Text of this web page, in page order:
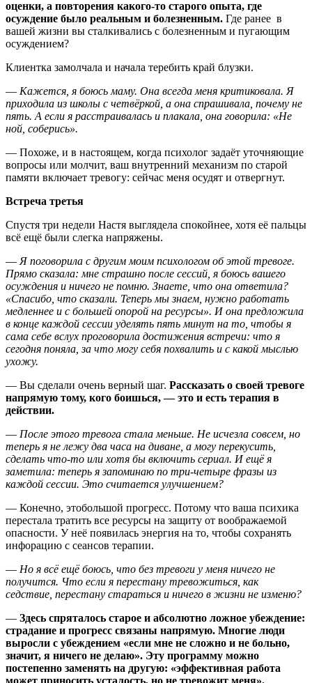
оценки, а повторения какого-то старого опыта, где
осуждение было реальным и болезненным. Где ранее в
вашей жизни вы сталкивались с болезненным и пугающим
осуждением?
Клиентка замолчала и начала теребить край блузки.
— Кажется я боюсь маму. Она всегда меня критиковала. Я
приходила из школы с четвёркой, а она спрашивала, почему не
пять. А если я расстраивалась и плакала, она говорила: «Не
ной, соберись».
— Похоже, и в настоящем, когда психолог задаёт уточняющие
вопросы или молчит, ваш внутренний механизм по старой
памяти включает тревогу: сейчас меня осудят и отвергнут.
Встреча третья
Спустя три недели Настя выглядела спокойнее, хотя её пальцы
всё ещё были слегка напряжены.
— Я поговорила с другим моим психологом об этой тревоге.
Прямо сказала: мне страшно после сессий, я боюсь вашего
осуждения и ничего не помню. Знаете, что она ответила?
«Спасибо, что сказали. Теперь мы знаем, нужно работать
медленнее и с большей опорой на ресурсы». И она предложила
в конце каждой сессии уделять пять минут на то, чтобы я
сама себе вслух проговорила достижения встречи: что я
сегодня поняла, за что могу себя похвалить и с какой мыслью
ухожу.
— Вы сделали очень верный шаг. Рассказать о своей тревоге
напрямую тому, кого боишься, — это и есть терапия в
действии.
— После этого тревога стала меньше. Не исчезла совсем, но
теперь я не лежу два часа на диване, а могу перекусить,
сделать что-то или хотя бы включить сериал. И ещё я
заметила: теперь я запоминаю по три-четыре фразы из
каждой сессии. Это считается улучшением?
— Конечно, этобольшой прогресс. Потому что ваша психика
перестала тратить все ресурсы на защиту от воображаемой
опасности. У неё появилась энергия на то, чтобы сохранять
инфорацию с сеансов терапии.
— Но я всё ещё боюсь, что без тревоги у меня ничего не
получится. Что если я перестану тревожиться, как
седствие, перестану стараться и ничего в жизни не изменю?
— Здесь спряталось старое и абсолютно ложное убеждение:
страдание и прогресс связаны напрямую. Многие люди
выросли с убеждением «если мне не сложно и не больно,
значит, я ничего не делаю». Эту программу можно
постепенно заменять на другую: «эффективная работа
может приносить усталость, но не тревожит меня».